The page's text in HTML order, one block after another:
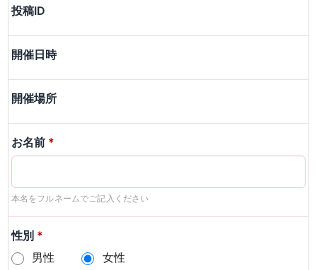
投稿ID
開催日時
開催場所
お名前 *
本名をフルネームでご記入ください
性別 *
男性
女性